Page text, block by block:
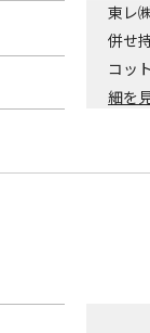
東レ
併せ
コッ
細を